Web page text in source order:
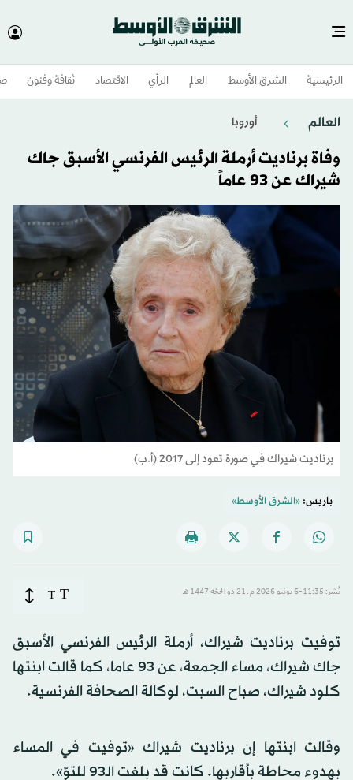
الرئيسية الشرق الأوسط​ العالم الرأي الاقتصاد ثقافة وفنون
العالم أوروبا
وفاة برناديت أرملة الرئيس الفرنسي الأسبق جاك
شيراك عن 93 عاماً
برناديت شيراك في صورة تعود إلى 2017 (أ.ب)
باريس:«الشرق الأوسط»
نُشر: 11:35-6 يونيو 2026 م ـ 21 ذو الحِجّة 1447 هـ T
T
توفيت برناديت شيراك، أرملة الرئيس الفرنسي الأسبق
جاك شيراك، مساء الجمعة، عن 93 عاما، كما قالت ابنتها
كلود شيراك، صباح السبت، لوكالة الصحافة الفرنسية.
وقالت ابنتها إن برناديت شيراك «توفيت في المساء
بهدوء محاطة بأقاربها. كانت قد بلغت الـ93 للتوّ».